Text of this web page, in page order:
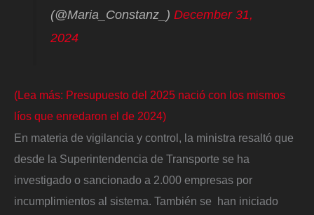
(@Maria_Constanz_)December 31,
2024
(Lea más: Presupuesto del 2025 nació con los mismos
líos que enredaron el de 2024)
En materia de vigilancia y control, la ministra resaltó que
desde la Superintendencia de Transporte se ha
investigado o sancionado a 2.000 empresas por
incumplimientos al sistema. También se han iniciado